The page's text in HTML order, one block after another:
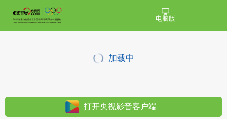
电脑版
加载中
打开央视影音客户端